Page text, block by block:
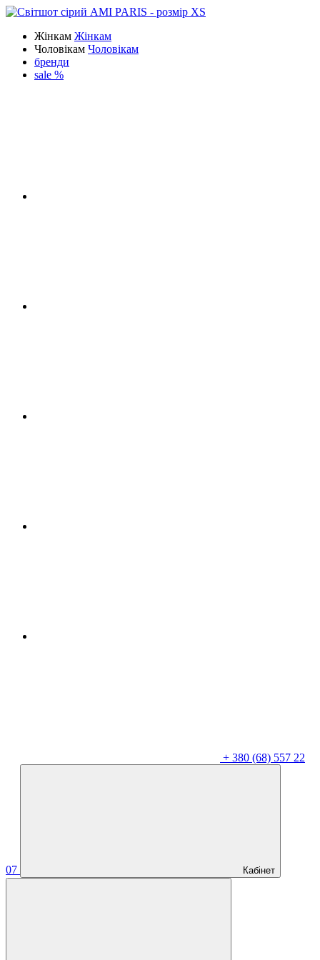
Жінкам Жінкам
Чоловікам Чоловікам
бренди
sale %
+ 380 (68) 557 22
07 Кабінет